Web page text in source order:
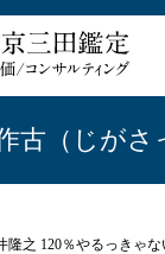
古（じがさ
之 120％やるっきゃな